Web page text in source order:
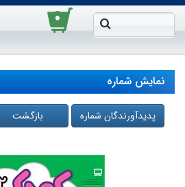
۰
نمایش شماره
پدیدآورندگان شماره بازگشت